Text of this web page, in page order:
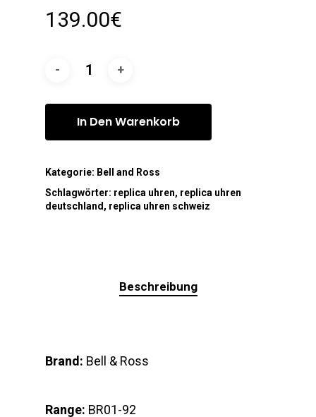
139.00€
In Den Warenkorb
Kategorie: Bell and Ross
Schlagwörter: replica uhren, replica uhren
deutschland , replica uhren schweiz
Beschreibung
Brand: Bell & Ross
Range: BR01-92